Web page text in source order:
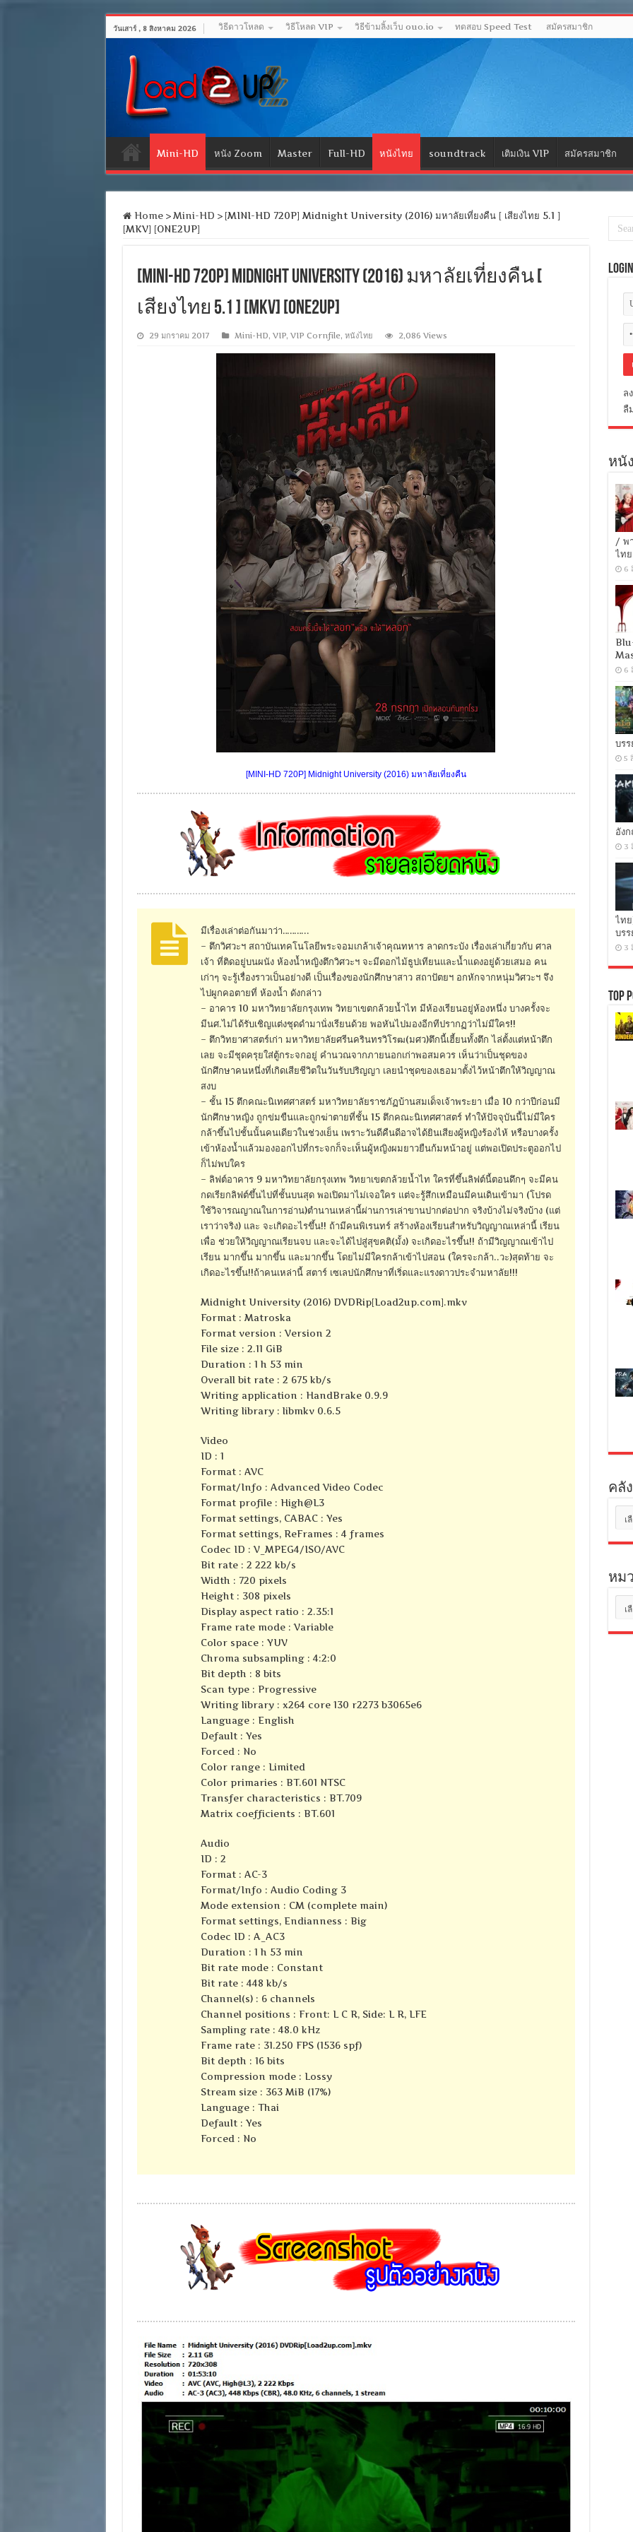
วันเสาร์ , 8 สิงหาคม 2026 วิธีดาวโหลด วิธีโหลด VIP วิธีข้ามลิ้งเว็บ ouo.io ทดสอบ Speed Test สมัครสมาชิก
Mini-HD หนัง Zoom Master Full-HD หนังไทย soundtrack เติมเงิน VIP สมัครสมาชิก
Home > Mini-HD > [MINI-HD 720P] Midnight University (2016) มหาลัยเที่ยงคืน [ เสียงไทย 5.1 ]
[MKV] [ONE2UP]
[MINI-HD 720P] Midnight University (2016) มหาลัยเที่ยงคืน [
เสียงไทย 5.1 ] [MKV] [ONE2UP]
29 มกราคม 2017 Mini-HD, VIP, VIP Cornfile, หนังไทย 2,086 Views
[MINI-HD 720P] Midnight University (2016) มหาลัยเที่ยงคืน
มีเรื่องเล่าต่อกันมาว่า………..
– ตึกวิศวะฯ สถาบันเทคโนโลยีพระจอมเกล้าเจ้าคุณทหาร ลาดกระบัง เรื่องเล่าเกี่ยวกับ ศาล
เจ้า ที่ติดอยู่บนผนัง ห้องน้ำหญิงตึกวิศวะฯ จะมีดอกไม้ธูปเทียนและน้ำแดงอยู่ด้วยเสมอ คน
เก่าๆ จะรู้เรื่องราวเป็นอย่างดี เป็นเรื่องของนักศึกษาสาว สถาปัตยฯ อกหักจากหนุ่มวิศวะฯ จึง
ไปผูกคอตายที่ ห้องน้ำ ดังกล่าว
– อาคาร 10 มหาวิทยาลัยกรุงเทพ วิทยาเขตกล้วยน้ำไท มีห้องเรียนอยู่ห้องหนึ่ง บางครั้งจะ
มีนศ.ไม่ได้รับเชิญแต่งชุดดำมานั่งเรียนด้วย พอหันไปมองอีกทีปรากฏว่าไม่มีใคร!!
– ตึกวิทยาศาสตร์เก่า มหาวิทยาลัยศรีนครินทรวิโรฒ(มศว)ตึกนี้เฮี้ยนทั้งตึก ไล่ตั้งแต่หน้าตึก
เลย จะมีชุดครุยใส่ตู้กระจกอยู่ คำนวณจากภายนอกเก่าพอสมควร เห็นว่าเป็นชุดของ
นักศึกษาคนหนึ่งที่เกิดเสียชีวิตในวันรับปริญญา เลยนำชุดของเธอมาตั้งไว้หน้าตึกให้วิญญาณ
สงบ
– ชั้น 15 ตึกคณะนิเทศศาสตร์ มหาวิทยาลัยราชภัฏบ้านสมเด็จเจ้าพระยา เมื่อ 10 กว่าปีก่อนมี
นักศึกษาหญิง ถูกข่มขืนและถูกฆ่าตายที่ชั้น 15 ตึกคณะนิเทศศาสตร์ ทำให้ปัจจุบันนี้ไม่มีใคร
กล้าขึ้นไปชั้นนั้นคนเดียวในช่วงเย็น เพราะวันดีคืนดีอาจได้ยินเสียงผู้หญิงร้องไห้ หรือบางครั้ง
เข้าห้องน้ำแล้วมองออกไปที่กระจกก็จะเห็นผู้หญิงผมยาวยืนก้มหน้าอยู่ แต่พอเปิดประตูออกไป
ก็ไม่พบใคร
– ลิฟต์อาคาร 9 มหาวิทยาลัยกรุงเทพ วิทยาเขตกล้วยน้ำไท ใครที่ขึ้นลิฟต์นี้ตอนดึกๆ จะมีคน
กดเรียกลิฟต์ขึ้นไปที่ชั้นบนสุด พอเปิดมาไม่เจอใคร แต่จะรู้สึกเหมือนมีคนเดินเข้ามา (โปรด
ใช้วิจารณญาณในการอ่าน)ตำนานเหล่านี้ผ่านการเล่าขานปากต่อปาก จริงบ้างไม่จริงบ้าง (แต่
เราว่าจริง) และ จะเกิดอะไรขึ้น!! ถ้ามีคนพิเรนทร์ สร้างห้องเรียนสำหรับวิญญาณเหล่านี้ เรียน
เพื่อ ช่วยให้วิญญาณเรียนจบ และจะได้ไปสู่สุขคติ(มั้ง) จะเกิดอะไรขึ้น!! ถ้ามีวิญญาณเข้าไป
เรียน มากขึ้น มากขึ้น และมากขึ้น โดยไม่มีใครกล้าเข้าไปสอน (ใครจะกล้า..วะ)สุดท้าย จะ
เกิดอะไรขึ้น!!ถ้าคนเหล่านี้ สตาร์ เซเลปนักศึกษาที่เริ่ดและแรงดาวประจำมหาลัย!!!
Midnight University (2016) DVDRip[Load2up.com].mkv
Format : Matroska
Format version : Version 2
File size : 2.11 GiB
Duration : 1 h 53 min
Overall bit rate : 2 675 kb/s
Writing application : HandBrake 0.9.9
Writing library : libmkv 0.6.5
Video
ID : 1
Format : AVC
Format/Info : Advanced Video Codec
Format profile : High@L3
Format settings, CABAC : Yes
Format settings, ReFrames : 4 frames
Codec ID : V_MPEG4/ISO/AVC
Bit rate : 2 222 kb/s
Width : 720 pixels
Height : 308 pixels
Display aspect ratio : 2.35:1
Frame rate mode : Variable
Color space : YUV
Chroma subsampling : 4:2:0
Bit depth : 8 bits
Scan type : Progressive
Writing library : x264 core 130 r2273 b3065e6
Language : English
Default : Yes
Forced : No
Color range : Limited
Color primaries : BT.601 NTSC
Transfer characteristics : BT.709
Matrix coefficients : BT.601
Audio
ID : 2
Format : AC-3
Format/Info : Audio Coding 3
Mode extension : CM (complete main)
Format settings, Endianness : Big
Codec ID : A_AC3
Duration : 1 h 53 min
Bit rate mode : Constant
Bit rate : 448 kb/s
Channel(s) : 6 channels
Channel positions : Front: L C R, Side: L R, LFE
Sampling rate : 48.0 kHz
Frame rate : 31.250 FPS (1536 spf)
Bit depth : 16 bits
Compression mode : Lossy
Stream size : 363 MiB (17%)
Language : Thai
Default : Yes
Forced : No
Login
ล
ลื
หนั
/ พ
ไท
6
6
บร
5
อัง
3
ไท
บร
3
Top
คลั
เก็บ
หม
หมู่